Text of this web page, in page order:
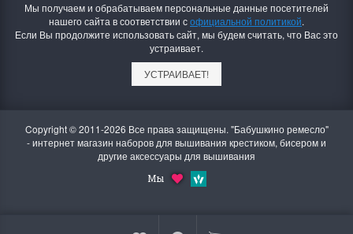
Мы получаем и обрабатываем персональные данные посетителей
нашего сайта в соответствии софициальной политикой.
Если Вы продолжите использовать сайт, мы будем считать, что Вас это
устраивает.
УСТРАИВАЕТ!
Copyright © 2011-2026 Все права защищены. "Бабушкино ремесло"
- интернет магазин наборов для вышивания крестиком, бисером и
другие аксессуары для вышивания
Мы